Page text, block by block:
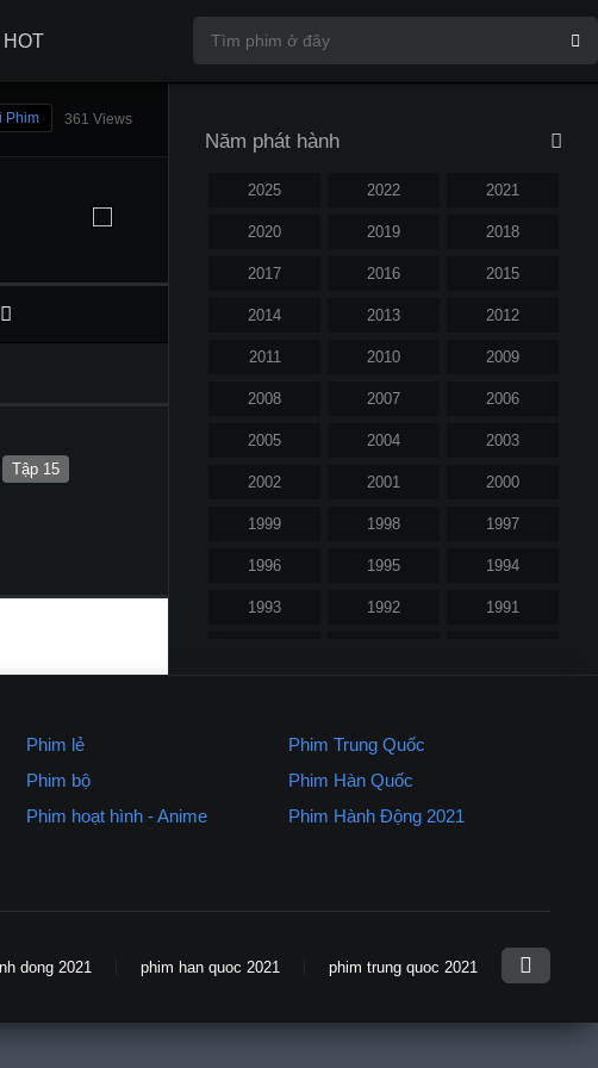
HOT
361 Views
Phim
Tập 15
Năm phát hành
2025 2022 2021
2020 2019 2018
2017 2016 2015
2014 2013 2012
2011 2010 2009
2008 2007 2006
2005 2004 2003
2002 2001 2000
1999 1998 1997
1996 1995 1994
1993 1992 1991
1980
1971
Chúa Tể Của Những Chiếc Nhẫn 1
Phim lẻ
Phim bộ
Phim hoạt hình - Anime
Phim Trung Quốc
Phim Hàn Quốc
Phim Hành Động 2021
dong 2021 phim han quoc 2021 phim trung quoc 2021